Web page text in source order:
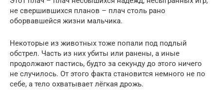
не свершившихся планов – плач столь рано
оборвавшейся жизни мальчика.
Некоторые из животных тоже попали под подлый
обстрел. Часть из них убиты или ранены, а иные
продолжают пастись, будто за секунду до этого ничего
не случилось. От этого факта становится немного не по
себе, а тело охватывает лёгкая дрожь.